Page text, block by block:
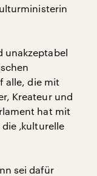
unakzeptabel
alle, die mit
Kreateur und
hat mit
‚kulturelle
sei dafür